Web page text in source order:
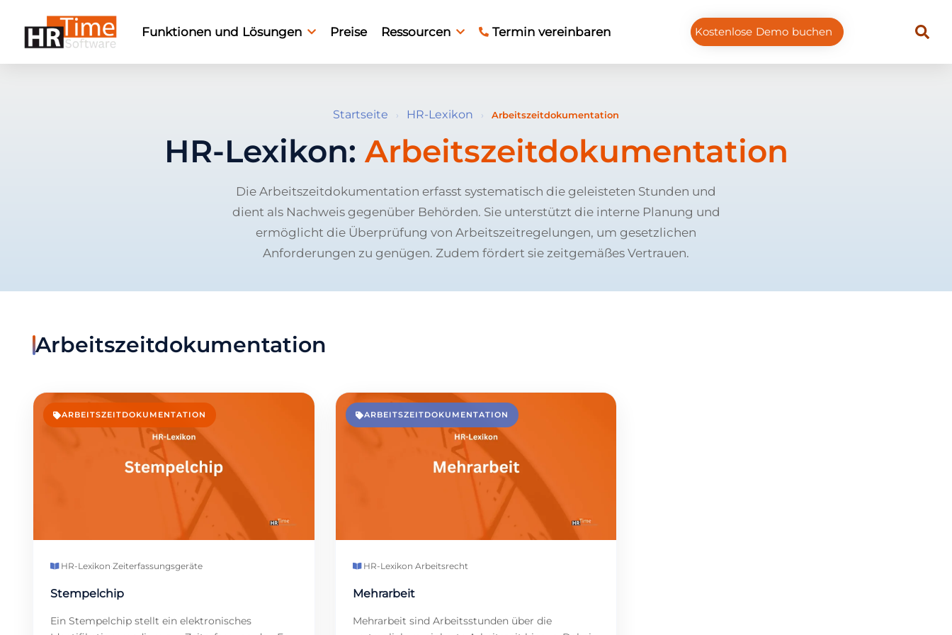
Funktionen und Lösungen Preise Ressourcen Termin vereinbaren Kostenlose Demo buchen
Startseite › HR-Lexikon › Arbeitszeitdokumentation
HR-Lexikon: Arbeitszeitdokumentation
Die Arbeitszeitdokumentation erfasst systematisch die geleisteten Stunden und
dient als Nachweis gegenüber Behörden. Sie unterstützt die interne Planung und
ermöglicht die Überprüfung von Arbeitszeitregelungen, um gesetzlichen
Anforderungen zu genügen. Zudem fördert sie zeitgemäßes Vertrauen.
Arbeitszeitdokumentation
ARBEITSZEITDOKUMENTATION
HR-Lexikon·Zeiterfassungsgeräte
Stempelchip
Ein Stempelchip stellt ein elektronisches
ARBEITSZEITDOKUMENTATION
HR-Lexikon·Arbeitsrecht
Mehrarbeit
Mehrarbeit sind Arbeitsstunden über die